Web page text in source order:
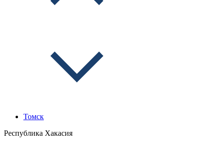
Томск
Республика Хакасия